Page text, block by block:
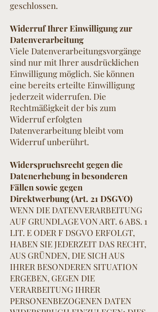
geschlossen.
Widerruf Ihrer Einwilligung zur
Datenverarbeitung
Viele Datenverarbeitungsvorgänge
sind nur mit Ihrer ausdrücklichen
Einwilligung möglich. Sie können
eine bereits erteilte Einwilligung
jederzeit widerrufen. Die
Rechtmäßigkeit der bis zum
Widerruf erfolgten
Datenverarbeitung bleibt vom
Widerruf unberührt.
Widerspruchsrecht gegen die
Datenerhebung in besonderen
Fällen sowie gegen
Direktwerbung (Art. 21 DSGVO)
WENN DIE DATENVERARBEITUNG
AUF GRUNDLAGE VON ART. 6 ABS. 1
LIT. E ODER F DSGVO ERFOLGT,
HABEN SIE JEDERZEIT DAS RECHT,
AUS GRÜNDEN, DIE SICH AUS
IHRER BESONDEREN SITUATION
ERGEBEN, GEGEN DIE
VERARBEITUNG IHRER
PERSONENBEZOGENEN DATEN